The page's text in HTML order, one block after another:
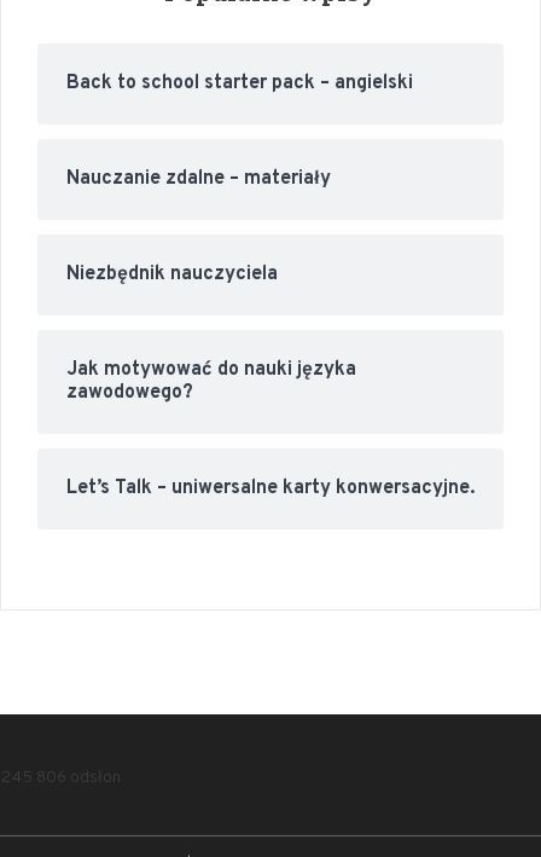
Back to school starter pack – angielski
Nauczanie zdalne – materiały
Niezbędnik nauczyciela
Jak motywować do nauki języka
zawodowego?
Let’s Talk – uniwersalne karty konwersacyjne.
245 806 odsłon